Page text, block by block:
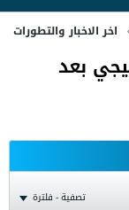
اخر الاخبار والتطورات
بعد
تصفية - فلترة